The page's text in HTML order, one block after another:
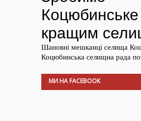
МИ НА FACEBOOK